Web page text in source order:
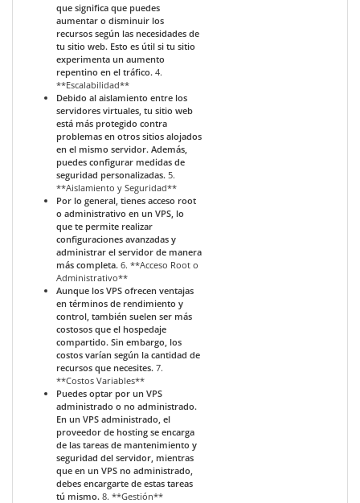
que significa que puedes
aumentar o disminuir los
recursos según las necesidades de
tu sitio web. Esto es útil si tu sitio
experimenta un aumento
repentino en el tráfico. 4.
**Escalabilidad**
Debido al aislamiento entre los
servidores virtuales, tu sitio web
está más protegido contra
problemas en otros sitios alojados
en el mismo servidor. Además,
puedes configurar medidas de
seguridad personalizadas. 5.
**Aislamiento y Seguridad**
Por lo general, tienes acceso root
o administrativo en un VPS, lo
que te permite realizar
configuraciones avanzadas y
administrar el servidor de manera
más completa. 6. **Acceso Root o
Administrativo**
Aunque los VPS ofrecen ventajas
en términos de rendimiento y
control, también suelen ser más
costosos que el hospedaje
compartido. Sin embargo, los
costos varían según la cantidad de
recursos que necesites. 7.
**Costos Variables**
Puedes optar por un VPS
administrado o no administrado.
En un VPS administrado, el
proveedor de hosting se encarga
de las tareas de mantenimiento y
seguridad del servidor, mientras
que en un VPS no administrado,
debes encargarte de estas tareas
tú mismo. 8. **Gestión**